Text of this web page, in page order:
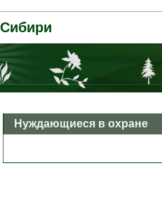
Нуждающиеся в охране